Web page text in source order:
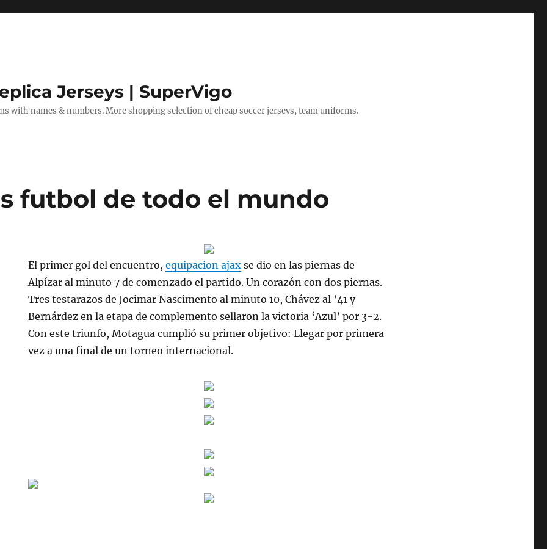
Jerseys | SuperVigo
with names & numbers. More shopping selection of cheap soccer jerseys, team uniforms.
futbol de todo el mundo
El primer gol del encuentro,equipacion ajax se dio en las piernas de
Alpízar al minuto 7 de comenzado el partido. Un corazón con dos piernas.
Tres testarazos de Jocimar Nascimento al minuto 10, Chávez al ’41 y
Bernárdez en la etapa de complemento sellaron la victoria ‘Azul’ por 3-2.
Con este triunfo, Motagua cumplió su primer objetivo: Llegar por primera
vez a una final de un torneo internacional.